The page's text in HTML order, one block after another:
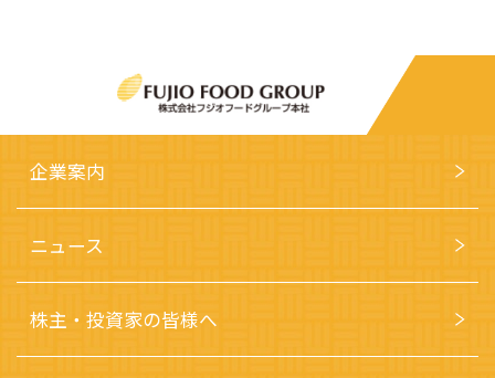
企業案内
ニュース
株主・投資家の皆様へ